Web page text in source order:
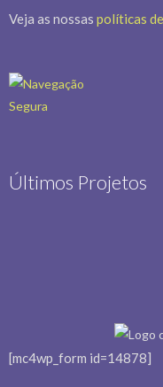
Veja as nossas políticas
Últimos Projetos
[mc4wp_form id=14878]